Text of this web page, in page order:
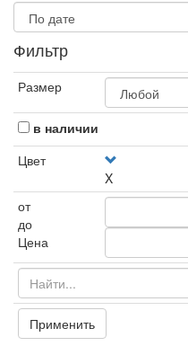
Фильтр
Размер
в наличии
Цвет
X
от
до
Цена
Применить